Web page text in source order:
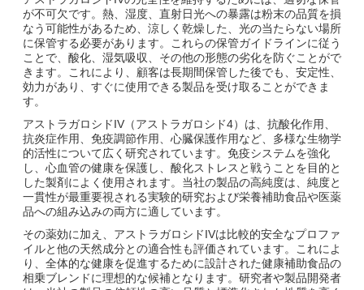
が不可欠です。熱、湿度、直射日光への暴露は粉末の品質を損
なう可能性があるため、涼しく乾燥した、光の当たらない場所
に保管する必要があります。これらの保管ガイドラインに従う
ことで、酸化、湿気吸収、その他の形態の劣化を防ぐことがで
きます。これにより、顧客は長期間保管した後でも、安定性、
効力があり、すぐに使用できる製品を受け取ることができま
す。
アストラガロシドIV（アストラガロシド4）は、抗酸化作用、
抗炎症作用、免疫調節作用、心臓保護作用など、多様な生物学
的活性について広く研究されています。免疫システムを強化
し、心血管の健康を保護し、酸化ストレスと戦うことを目的と
した製剤によく使用されます。当社の製品の高純度は、純度と
一貫性が最重要視される実験的研究および栄養補助食品や医薬
品への組み込みの両方に適しています。
その薬効に加え、アストラガロシドIVは比較的安全なプロファ
イルと他の天然成分との適合性も評価されています。これによ
り、全体的な健康を促進するために設計された健康補助食品の
相乗ブレンドに理想的な候補となります。研究者や製品開発者